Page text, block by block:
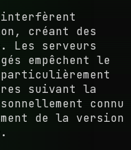
créant des
Les serveurs
empêchent le
suivant la
connu
de la version